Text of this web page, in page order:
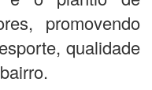
promovendo
qualidade